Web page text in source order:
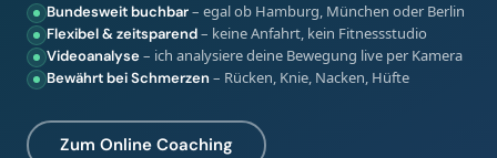
Bundesweit buchbar– egal ob Hamburg, München oder Berlin
Flexibel & zeitsparend– keine Anfahrt, kein Fitnessstudio
Videoanalyse– ich analysiere deine Bewegung live per Kamera
Bewährt bei Schmerzen – Rücken, Knie, Nacken, Hüfte
Zum Online Coaching